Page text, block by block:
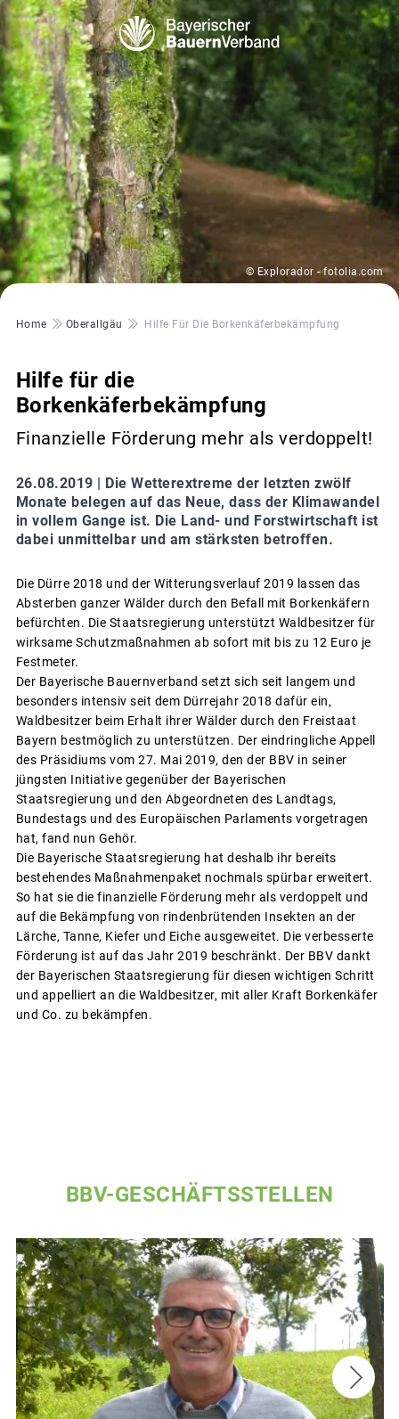
© Explorador - fotolia.com
Pfadnavigation
Home Oberallgäu Hilfe Für Die Borkenkäferbekämpfung
Hilfe für die
Borkenkäferbekämpfung
Finanzielle Förderung mehr als verdoppelt!
26.08.2019 | Die Wetterextreme der letzten zwölf
Monate belegen auf das Neue, dass der Klimawandel
in vollem Gange ist. Die Land- und Forstwirtschaft ist
dabei unmittelbar und am stärksten betroffen.
Die Dürre 2018 und der Witterungsverlauf 2019 lassen das
Absterben ganzer Wälder durch den Befall mit Borkenkäfern
befürchten. Die Staatsregierung unterstützt Waldbesitzer für
wirksame Schutzmaßnahmen ab sofort mit bis zu 12 Euro je
Festmeter.
Der Bayerische Bauernverband setzt sich seit langem und
besonders intensiv seit dem Dürrejahr 2018 dafür ein,
Waldbesitzer beim Erhalt ihrer Wälder durch den Freistaat
Bayern bestmöglich zu unterstützen. Der eindringliche Appell
des Präsidiums vom 27. Mai 2019, den der BBV in seiner
jüngsten Initiative gegenüber der Bayerischen
Staatsregierung und den Abgeordneten des Landtags,
Bundestags und des Europäischen Parlaments vorgetragen
hat, fand nun Gehör.
Die Bayerische Staatsregierung hat deshalb ihr bereits
bestehendes Maßnahmenpaket nochmals spürbar erweitert.
So hat sie die finanzielle Förderung mehr als verdoppelt und
auf die Bekämpfung von rindenbrütenden Insekten an der
Lärche, Tanne, Kiefer und Eiche ausgeweitet. Die verbesserte
Förderung ist auf das Jahr 2019 beschränkt. Der BBV dankt
der Bayerischen Staatsregierung für diesen wichtigen Schritt
und appelliert an die Waldbesitzer, mit aller Kraft Borkenkäfer
und Co. zu bekämpfen.
BBV-GESCHÄFTSSTELLEN